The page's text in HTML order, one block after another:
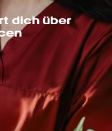
dich über